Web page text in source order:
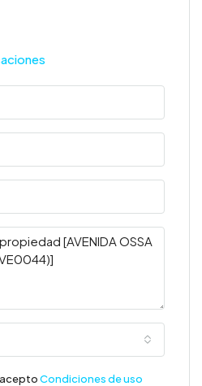
aceptoCondiciones de uso